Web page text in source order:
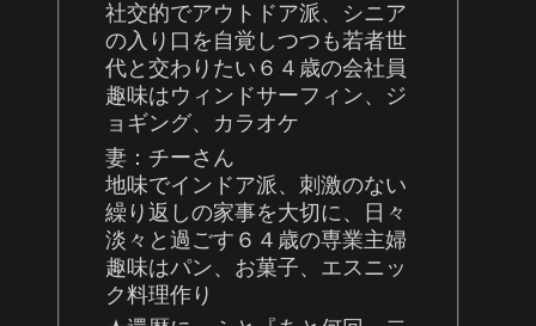
社交的でアウトドア派、シニア
の入り口を自覚しつつも若者世
代と交わりたい６４歳の会社員
趣味はウィンドサーフィン、ジ
ョギング、カラオケ
妻：チーさん
地味でインドア派、刺激のない
繰り返しの家事を大切に、日々
淡々と過ごす６４歳の専業主婦
趣味はパン、お菓子、エスニッ
ク料理作り